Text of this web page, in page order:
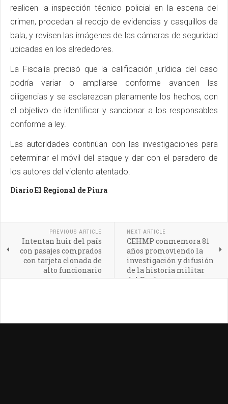
realicen la inspección técnico policial en la escena del
crimen, procedan al recojo de evidencias y casquillos de
bala, y revisen las imágenes de las cámaras de seguridad
ubicadas en los alrededores.
La Fiscalía precisó que la calificación jurídica del caso
podría variar o ampliarse conforme avancen las
diligencias y se esclarezcan plenamente los hechos, con
el objetivo de identificar y sancionar a los responsables
conforme a ley.
Las autoridades continúan con las investigaciones para
determinar el móvil del ataque y dar con el paradero de
los autores del violento atentado.
Diario El Regional de Piura
PREVIOUS ARTICLE
Intentan huir del país
con pasajes comprados
con tarjeta clonada de
alto funcionario
NEXT ARTICLE
CEHMP conmemora 81
años promoviendo la
investigación y difusión
de la historia militar
del Perú